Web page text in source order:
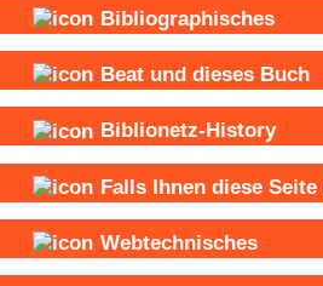
Bibliographisches
Beat und dieses Buch
Biblionetz-History
Falls Ihnen diese
Webtechnisches